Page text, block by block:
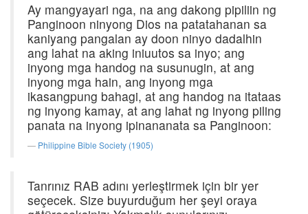
Ay mangyayari nga, na ang dakong pipiliin ng
Panginoon ninyong Dios na patatahanan sa
kaniyang pangalan ay doon ninyo dadalhin
ang lahat na aking iniuutos sa inyo; ang
inyong mga handog na susunugin, at ang
inyong mga hain, ang inyong mga
ikasangpung bahagi, at ang handog na itataas
ng inyong kamay, at ang lahat ng inyong piling
panata na inyong ipinananata sa Panginoon:
Philippine Bible Society (1905)
Tanrınız RAB adını yerleştirmek için bir yer
seçecek. Size buyurduğum her şeyi oraya